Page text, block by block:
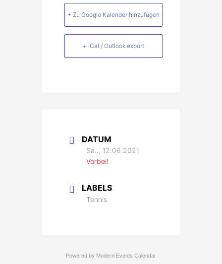
+ Zu Google Kalender hinzufügen
+ iCal / Outlook export
DATUM
Sa.., 12.06.2021
Vorbei!
LABELS
Tennis
Powered by Modern Events Calendar